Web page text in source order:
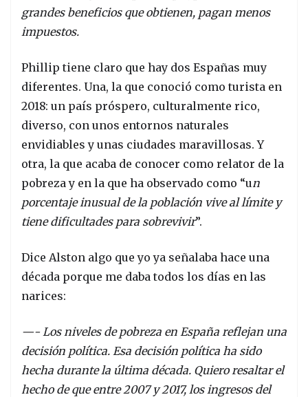
grandes beneficios que obtienen, pagan menos
impuestos.
Phillip tiene claro que hay dos Españas muy
diferentes. Una, la que conoció como turista en
2018: un país próspero, culturalmente rico,
diverso, con unos entornos naturales
envidiables y unas ciudades maravillosas. Y
otra, la que acaba de conocer como relator de la
pobreza y en la que ha observado como “u n
porcentaje inusual de la población vive al límite y
tiene dificultades para sobrevivir”.
Dice Alston algo que yo ya señalaba hace una
década porque me daba todos los días en las
narices:
—- Los niveles de pobreza en España reflejan una
decisión política. Esa decisión política ha sido
hecha durante la última década. Quiero resaltar el
hecho de que entre 2007 y 2017, los ingresos del